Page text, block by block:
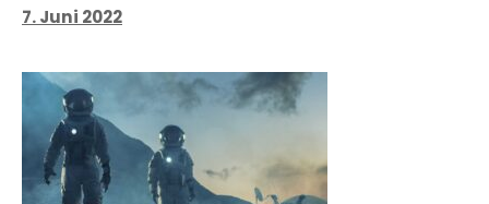
7. Juni 2022